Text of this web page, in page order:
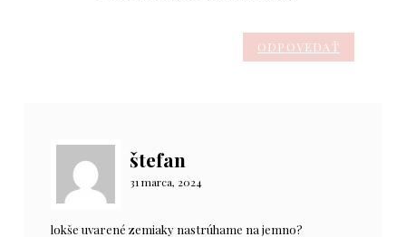
ODPOVEDAŤ
štefan
31 marca, 2024
lokše uvarené zemiaky nastrúhame na jemno?